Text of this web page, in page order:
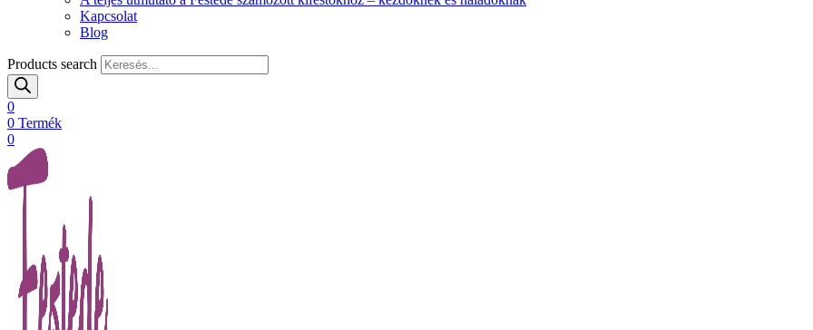
Kapcsolat
Blog
Products search
0
0 Termék
0